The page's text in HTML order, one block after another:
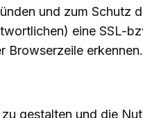
und zum
eine SSL-
Browserzeile erkennen.
gestalten und die